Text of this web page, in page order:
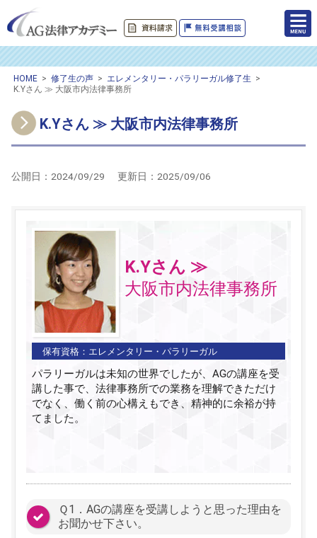
HOME > 修了生の声 > エレメンタリー・パラリーガル修了生 >
K.Yさん ≫ 大阪市内法律事務所
K.Yさん ≫ 大阪市内法律事務所
公開日： 2024/09/29 更新日： 2025/09/06
K.Yさん ≫
大阪市内法律事務所
保有資格： エレメンタリー・パラリーガル
パラリーガルは未知の世界でしたが、AGの講座を受
講した事で、法律事務所での業務を理解できただけ
でなく、働く前の心構えもでき、精神的に余裕が持
てました。
Ｑ1．AGの講座を受講しようと思った理由を
お聞かせ下さい。